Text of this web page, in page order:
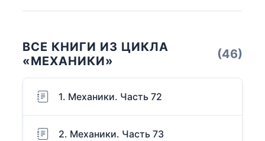
ВСЕ КНИГИ ИЗ ЦИКЛА
«МЕХАНИКИ»
(46)
1. Механики. Часть 72
2. Механики. Часть 73